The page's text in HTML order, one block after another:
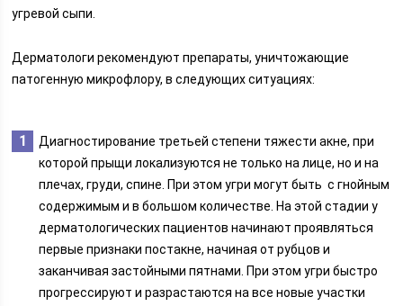
угревой сыпи.
Дерматологи рекомендуют препараты, уничтожающие
патогенную микрофлору, в следующих ситуациях:
Диагностирование третьей степени тяжести акне, при
которой прыщи локализуются не только на лице, но и на
плечах, груди, спине. При этом угри могут быть с гнойным
содержимым и в большом количестве. На этой стадии у
дерматологических пациентов начинают проявляться
первые признаки постакне, начиная от рубцов и
заканчивая застойными пятнами. При этом угри быстро
прогрессируют и разрастаются на все новые участки